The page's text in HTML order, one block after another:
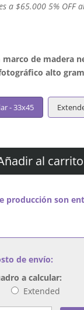
a $65.000 5% OFF
de madera
alto
- 33x45
al carrito
producción son
de envío:
a calcular:
Extended